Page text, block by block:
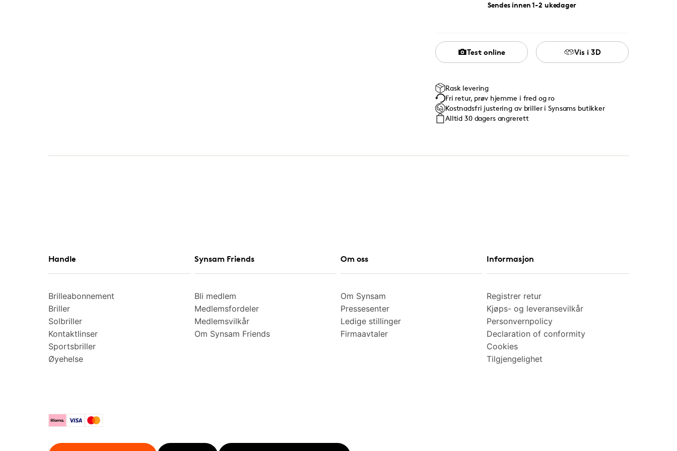
Sendes innen 1-2 ukedager
Test online Vis i 3D
Rask levering
Fri retur, prøv hjemme i fred og ro
Kostnadsfri justering av briller i Synsams butikker
Alltid 30 dagers angrerett
Handle
Brilleabonnement
Briller
Solbriller
Kontaktlinser
Sportsbriller
Øyehelse
Synsam Friends
Bli medlem
Medlemsfordeler
Medlemsvilkår
Om Synsam Friends
Om oss
Om Synsam
Pressesenter
Ledige stillinger
Firmaavtaler
Informasjon
Registrer retur
Kjøps- og leveransevilkår
Personvernpolicy
Declaration of conformity
Cookies
Tilgjengelighet
KlarnaVisa Mastercard